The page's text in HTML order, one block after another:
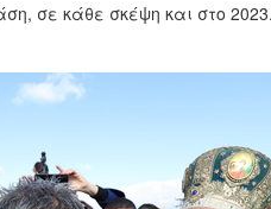
σε κάθε σκέψη και στο 2023.